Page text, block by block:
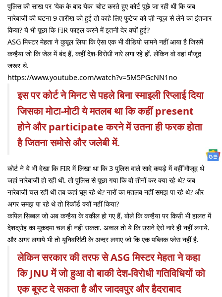
पुलिस की साख पर 'येक के बाद येक' चोट करते हुए कोर्ट पूछे जा रही थी कि जब
नारेबाजी की घटना 9 तारीख को हुई तो काहे लिए फुटेज को ज़ी न्यूज़ से लेने का इंतजार
किया? ये भी पूछा कि FIR फाइल करने में इतनी देर क्यों हुई?
ASG मिस्टर मेहता ने कुबूल लिया कि ऐसा एक भी वीडियो सामने नहीं आया है जिसमें
कन्हैया जो कि जेल में बंद हैं, कहीं देश-विरोधी नारे लगा रहे हों. लेकिन वो वहां मौजूद
जरूर थे.
https://www.youtube.com/watch?v=5M5PGcNN1no
इस पर कोर्ट ने मिनट से पहले बिना स्माइली रिप्लाई दिया
जिसका मोटा-मोटी ये मतलब था कि कहीं present
होने और participate करने में उतना ही फरक होता
है जितना समोसे और जलेबी में.
कोर्ट ने ये भी देखा कि FIR में लिखा था कि 3 पुलिस वाले सादे कपड़े में वहीँ मौजूद थे
जहां नारेबाजी हो रही थी. तो पुलिस से पूछा गया कि वो तीनों कर क्या रहे थे? जब
नारेबाजी चल रही थी तब कहां घूम रहे थे? नारों का मतलब नहीं समझ पा रहे थे? और
अगर समझ पा रहे थे तो रिकॉर्ड क्यों नहीं किया?
कपिल सिब्बल जो अब कन्हैया के वकील हो गए हैं, बोले कि कन्हैया पर किसी भी हालत में
देशद्रोह का मुकदमा चल ही नहीं सकता. अव्वल तो ये कि उसने ऐसे नारे ही नहीं लगाये.
और अगर लगाये भी तो यूनिवर्सिटी के अन्दर लगाए जो कि एक पब्लिक प्लेस नहीं है.
लेकिन सरकार की तरफ से ASG मिस्टर मेहता ने कहा
कि JNU में जो हुआ वो बाकी देश-विरोधी गतिविधियों को
एक बूस्ट दे सकता है और जादवपुर और हैदराबाद